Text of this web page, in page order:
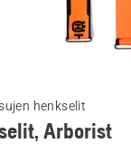
henkselit
Arborist